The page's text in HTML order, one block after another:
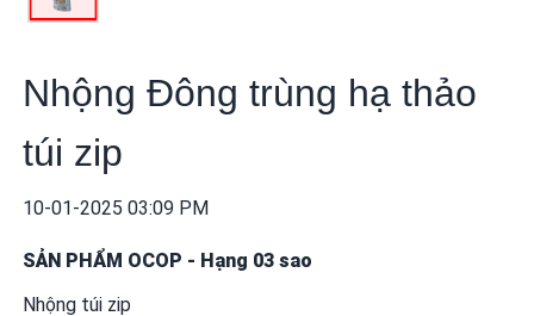
MUA
CHÍNH
SÁCH
BÁN
DỊCH
Nhộng Đông trùng hạ thảo
túi zip
10-01-2025 03:09 PM
SẢN PHẨM OCOP - Hạng 03 sao
Nhộng túi zip